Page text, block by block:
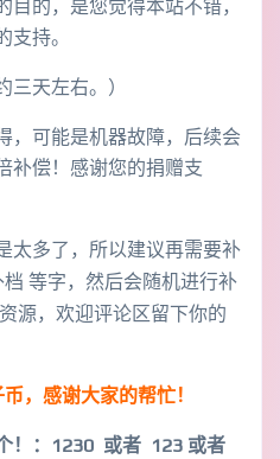
的，是您觉得本站不错，
持。
三天左右。）
，可能是机器故障，后续会
补偿！感谢您的捐赠支
太多了，所以建议再需要补
等字，然后会随机进行补
源，欢迎评论区留下你的
，感谢大家的帮忙！
：1230 或者 123 或者